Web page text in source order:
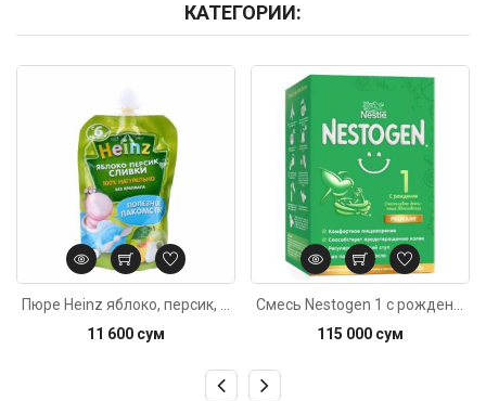
КАТЕГОРИИ:
11 600 сум
115 000 сум
Код: 149